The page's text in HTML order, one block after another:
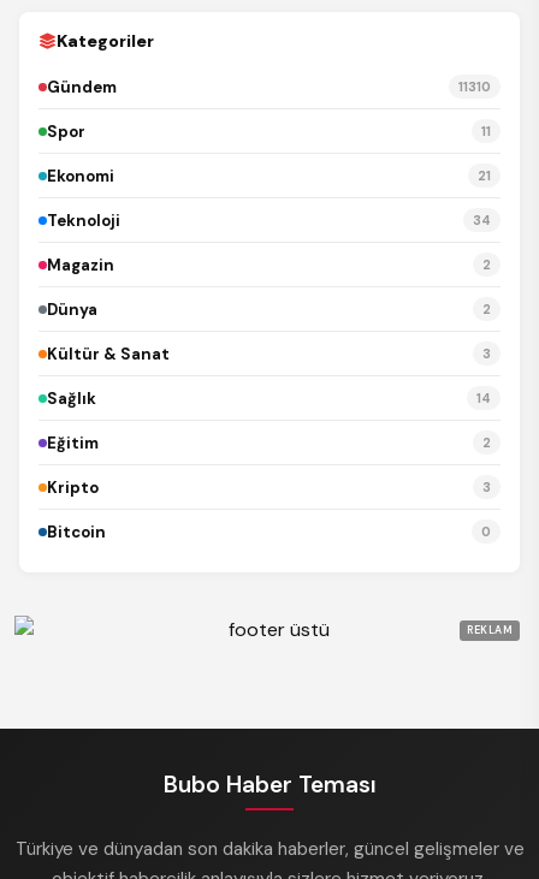
Kategoriler
Gündem 11310
Spor 11
Ekonomi 21
Teknoloji 34
Magazin 2
Dünya 2
Kültür & Sanat 3
Sağlık 14
Eğitim 2
Kripto 3
Bitcoin 0
REKLAM
Bubo Haber Teması
Türkiye ve dünyadan son dakika haberler, güncel gelişmeler ve